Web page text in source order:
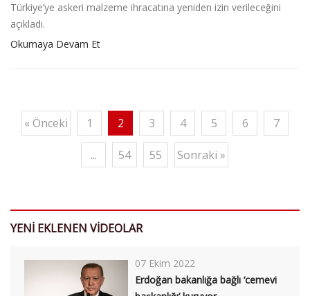
Türkiye’ye askeri malzeme ihracatına yeniden izin verileceğini
açıkladı.
Okumaya Devam Et
« Önceki 1 2 3 4 5 6 7
... 54 55 Sonraki »
YENİ EKLENEN VİDEOLAR
07 Ekim 2022
Erdoğan bakanlığa bağlı ‘cemevi